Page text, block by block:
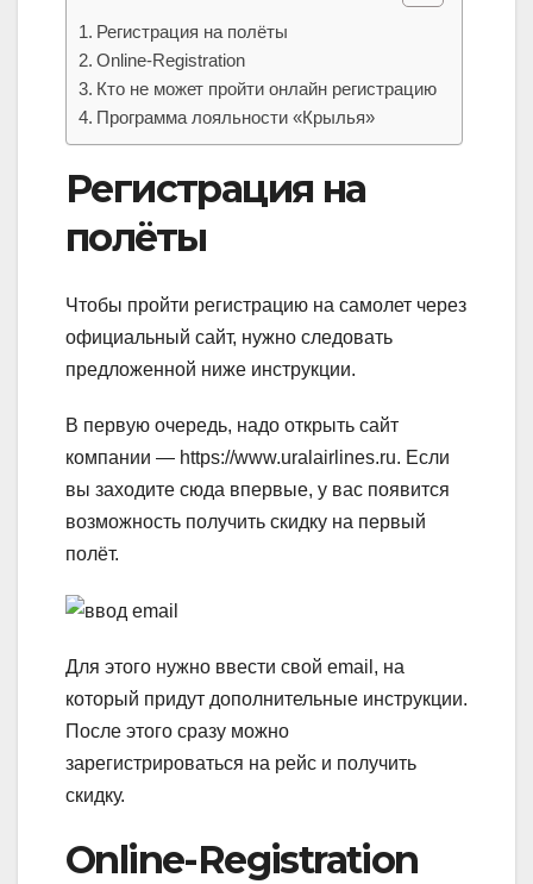
Регистрация на полёты
Online-Registration
Кто не может пройти онлайн регистрацию
Программа лояльности «Крылья»
Регистрация на
полёты
Чтобы пройти регистрацию на самолет через
официальный сайт, нужно следовать
предложенной ниже инструкции.
В первую очередь, надо открыть сайт
компании — https://www.uralairlines.ru. Если
вы заходите сюда впервые, у вас появится
возможность получить скидку на первый
полёт.
Для этого нужно ввести свой email, на
который придут дополнительные инструкции.
После этого сразу можно
зарегистрироваться на рейс и получить
скидку.
Online-Registration